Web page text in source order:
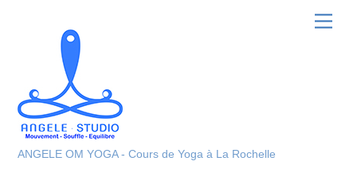
ANGELE OM YOGA - Cours de Yoga à La Rochelle